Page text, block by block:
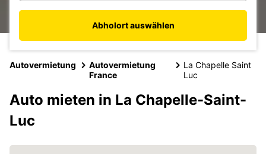
Abholort auswählen
Autovermietung
Autovermietung
France
La Chapelle Saint
Luc
Auto mieten in La Chapelle-Saint-
Luc